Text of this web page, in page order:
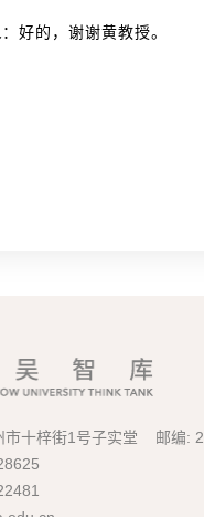
：好的，谢谢黄教授。
市十梓街1号子实堂 邮编: